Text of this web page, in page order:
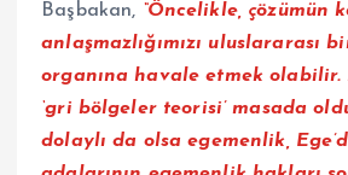
Başbakan, “Öncelikle, çözümün
anlaşmazlığımızı uluslararası
organına havale etmek
‘gri bölgeler teorisi’ masada
dolaylı da olsa egemenlik,